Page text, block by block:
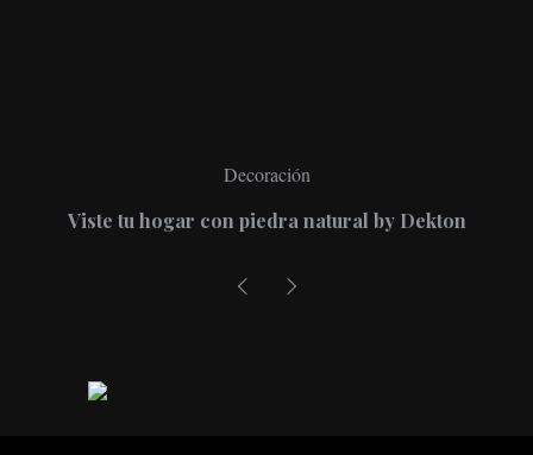
Decoración
Viste tu hogar con piedra natural by Dekton